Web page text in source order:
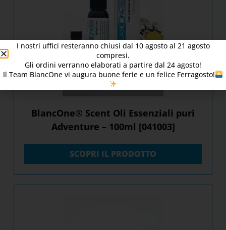
BlancOne® Scent Oli Essenziali puri
Adventure – 100ml [041003]
SCOPRI IL PRODOTTO
I nostri uffici resteranno chiusi dal 10agosto al 21 agosto
compresi.
Gli ordini verranno elaborati a partire dal 24 agosto!
Il Team BlancOne vi augura buone ferie e un felice Ferragosto!